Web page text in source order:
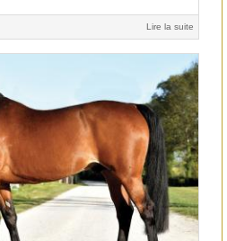
Lire la suite